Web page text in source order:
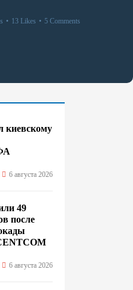
• 13 Likes • 5 Comments
киевскому
6 августа 2026
49
после
6 августа 2026